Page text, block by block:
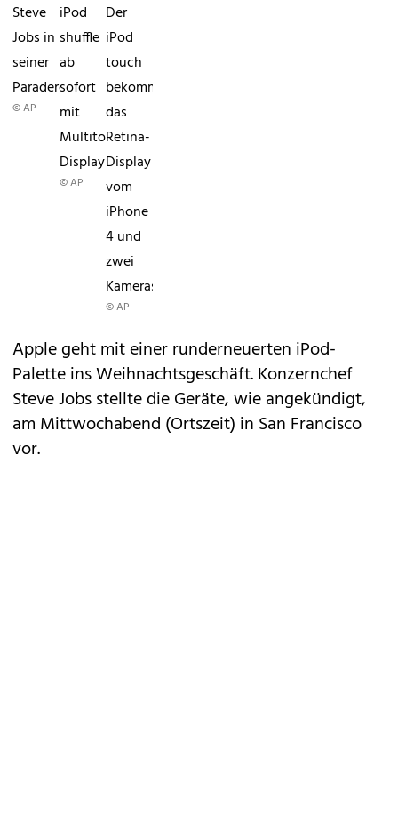
Steve
Jobs in
seiner
Paraderolle.
© AP
iPod
shuffle
ab
sofort
mit
Multitouch-
Display
© AP
Der
iPod
touch
bekommt
das
Retina-
Display
vom
iPhone
4 und
zwei
Kameras.
© AP
Apple geht mit einer runderneuerten iPod-
Palette ins Weihnachtsgeschäft. Konzernchef
Steve Jobs stellte die Geräte,wie angekündigt,
am Mittwochabend (Ortszeit) in San Francisco
vor.